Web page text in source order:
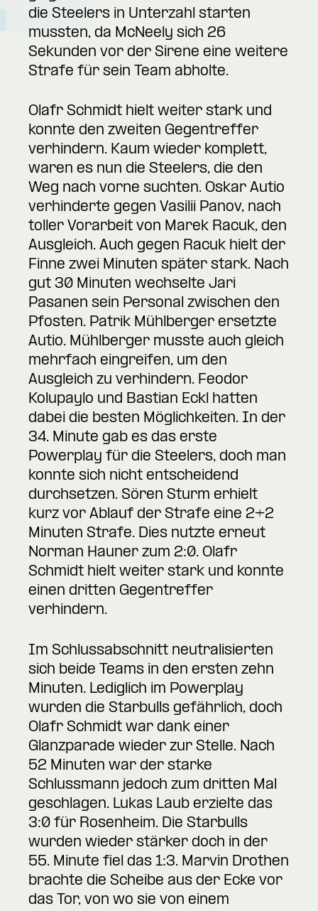
die Steelers in Unterzahl starten
mussten, da McNeely sich 26
Sekunden vor der Sirene eine weitere
Strafe für sein Team abholte.
Olafr Schmidt hielt weiter stark und
konnte den zweiten Gegentreffer
verhindern. Kaum wieder komplett,
waren es nun die Steelers, die den
Weg nach vorne suchten. Oskar Autio
verhinderte gegen Vasilii Panov, nach
toller Vorarbeit von Marek Racuk, den
Ausgleich. Auch gegen Racuk hielt der
Finne zwei Minuten später stark. Nach
gut 30 Minuten wechselte Jari
Pasanen sein Personal zwischen den
Pfosten. Patrik Mühlberger ersetzte
Autio. Mühlberger musste auch gleich
mehrfach eingreifen, um den
Ausgleich zu verhindern. Feodor
Kolupaylo und Bastian Eckl hatten
dabei die besten Möglichkeiten. In der
34. Minute gab es das erste
Powerplay für die Steelers, doch man
konnte sich nicht entscheidend
durchsetzen. Sören Sturm erhielt
kurz vor Ablauf der Strafe eine 2+2
Minuten Strafe. Dies nutzte erneut
Norman Hauner zum 2:0. Olafr
Schmidt hielt weiter stark und konnte
einen dritten Gegentreffer
verhindern.
Im Schlussabschnitt neutralisierten
sich beide Teams in den ersten zehn
Minuten. Lediglich im Powerplay
wurden die Starbulls gefährlich, doch
Olafr Schmidt war dank einer
Glanzparade wieder zur Stelle. Nach
52 Minuten war der starke
Schlussmann jedoch zum dritten Mal
geschlagen. Lukas Laub erzielte das
3:0 für Rosenheim. Die Starbulls
wurden wieder stärker doch in der
55. Minute fiel das 1:3. Marvin Drothen
brachte die Scheibe aus der Ecke vor
das Tor, von wo sie von einem